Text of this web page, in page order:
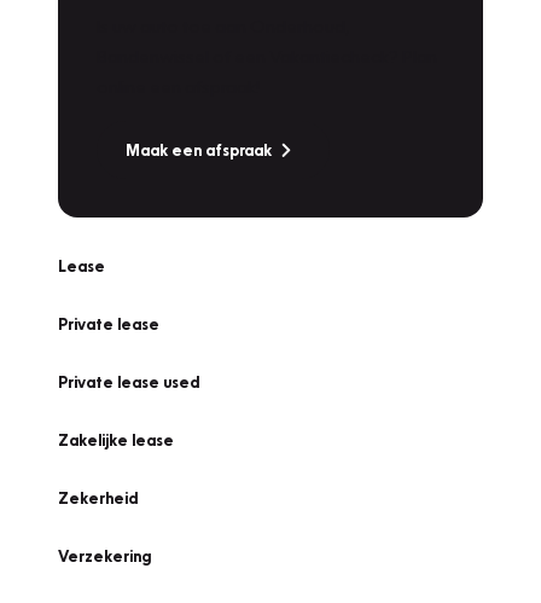
Maak een afspraak
Lease
Private lease
Private lease used
Zakelijke lease
Zekerheid
Verzekering